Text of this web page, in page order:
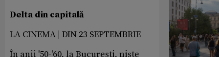
Delta din capitală
LA CINEMA | DIN 23 SEPTEMBRIE
În anii '50-'60, la București, niște